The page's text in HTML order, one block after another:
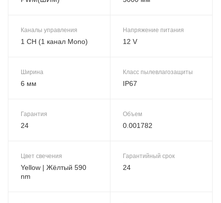
Каналы управления
1 CH (1 канал Mono)
Напряжение питания
12 V
Ширина
6 мм
Класс пылевлагозащиты
IP67
Гарантия
24
Объем
0.001782
Цвет свечения
Yellow | Жёлтый 590
nm
Гарантийный срок
24